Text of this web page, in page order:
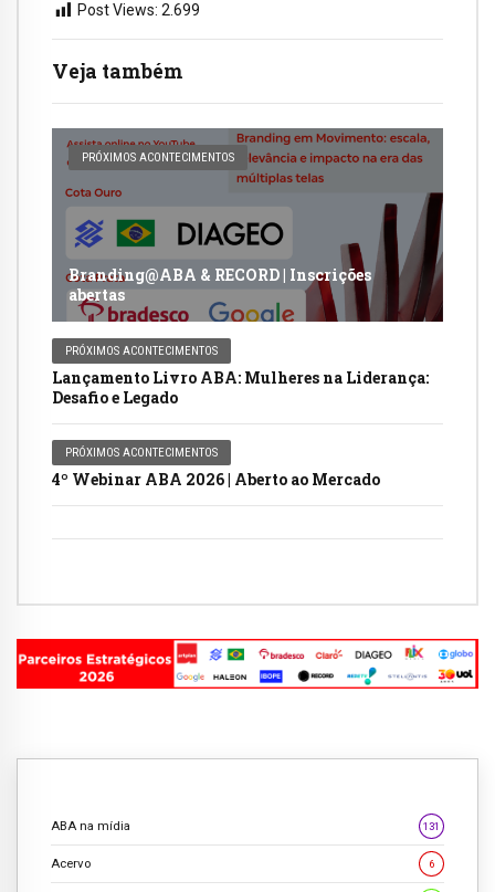
Veja também
PRÓXIMOS ACONTECIMENTOS
Branding@ABA & RECORD | Inscrições
abertas
PRÓXIMOS ACONTECIMENTOS
Lançamento Livro ABA: Mulheres na Liderança:
Desafio e Legado
PRÓXIMOS ACONTECIMENTOS
4º Webinar ABA 2026 | Aberto ao Mercado
Post Views: 2.699
ABA na mídia 131
Acervo 6